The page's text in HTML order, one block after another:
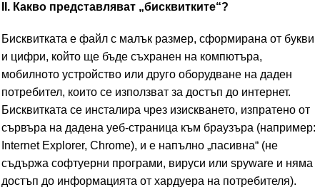
II. Какво представляват „бисквитките“?
Бисквитката е файл с малък размер, сформирана от букви
и цифри, който ще бъде съхранен на компютъра,
мобилното устройство или друго оборудване на даден
потребител, които се използват за достъп до интернет.
Бисквитката се инсталира чрез изискването, изпратено от
сървъра на дадена уеб-страница към браузъра (например:
Internet Explorer, Chrome), и е напълно „пасивна“ (не
съдържа софтуерни програми, вируси или spyware и няма
достъп до информацията от хардуера на потребителя).